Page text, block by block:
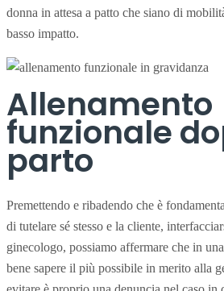
donna in attesa a patto che siano di
basso impatto.
Allenamento
funzionale
parto
Premettendo e ribadendo che è
di tutelare sé stesso e la cliente,
ginecologo, possiamo affermare che in
bene sapere il più possibile in merito alla